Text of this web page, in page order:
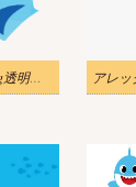
ハッピーパパサメpng透明イラスト